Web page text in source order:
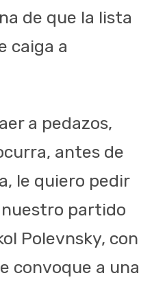
de que la lista
caiga a
a pedazos,
antes de
le quiero pedir
partido
Polevnsky, con
convoque a una